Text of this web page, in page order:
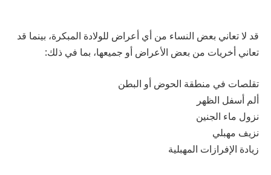
قد لا تعاني بعض النساء من أي أعراض للولادة المبكرة، بينما قد
تعاني أخريات من بعض الأعراض أو جميعها، بما في ذلك:
تقلصات في منطقة الحوض أو البطن
ألم أسفل الظهر
نزول ماء الجنين
نزيف مهبلي
زيادة الإفرازات المهبلية